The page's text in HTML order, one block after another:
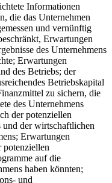
Informationen
die das Unternehmen
und vernünftig
Erwartungen
des Unternehmens
Erwartungen
des Betriebs; der
Betriebskapital
zu sichern, die
des Unternehmens
der potenziellen
und der wirtschaftlichen
Erwartungen
potenziellen
auf die
haben könnten;
und